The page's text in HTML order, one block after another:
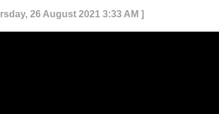
26 August 2021 3:33 AM ]